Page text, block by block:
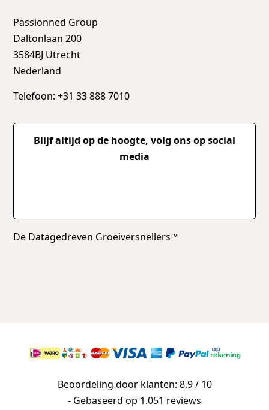
Passionned Group
Daltonlaan 200
3584BJ Utrecht
Nederland
Telefoon: +31 33 888 7010
Blijf altijd op de hoogte, volg ons op social
media
De Datagedreven Groeiversnellers™
Beoordeling door klanten: 8,9 / 10
- Gebaseerd op 1.051 reviews